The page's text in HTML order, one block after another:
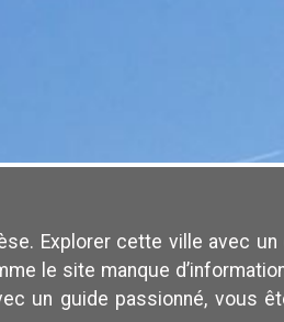
Explorer cette ville avec un
le site manque
un guide passionné, vous